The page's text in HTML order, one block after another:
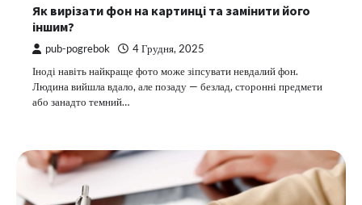
Як вирізати фон на картинці та замінити його
іншим?
pub-pogrebok 4 Грудня, 2025
Іноді навіть найкраще фото може зіпсувати невдалий фон.
Людина вийшла вдало, але позаду — безлад, сторонні предмети
або занадто темний…